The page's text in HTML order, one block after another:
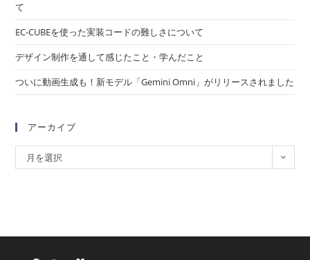
て
EC-CUBEを使った実装コードの難しさについて
デザイン制作を通して感じたこと・学んだこと
ついに動画生成も！新モデル「Gemini Omni」がリリースされました
アーカイブ
月を選択